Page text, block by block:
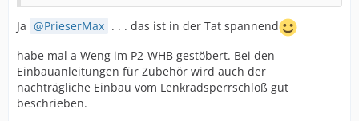
Ja PrieserMax . . . das ist in der Tat spannend
habe mal a Weng im P2-WHB gestöbert. Bei den
Einbauanleitungen für Zubehör wird auch der
nachträgliche Einbau vom Lenkradsperrschloß gut
beschrieben.